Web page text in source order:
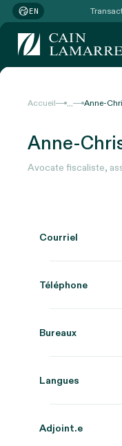
EN
Accueil ... Anne-
Anne-
Avocate fiscaliste,
Courriel
Téléphone
Bureaux
Langues
Adjoint.e